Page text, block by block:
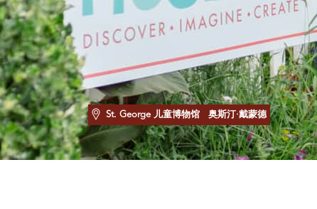
St. George 儿童博物馆 奥斯汀·戴蒙德